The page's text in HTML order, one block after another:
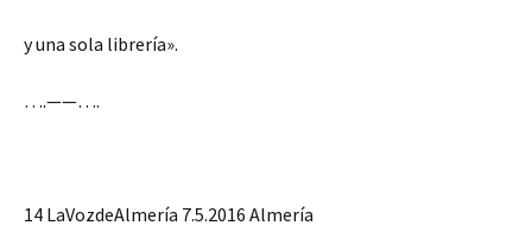
y una sola librería».
….——….
14 LaVozdeAlmería 7.5.2016 Almería